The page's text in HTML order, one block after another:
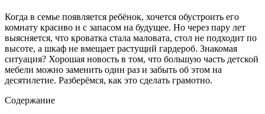
Когда в семье появляется ребёнок, хочется обустроить его
комнату красиво и с запасом на будущее. Но через пару лет
выясняется, что кроватка стала маловата, стол не подходит по
высоте, а шкаф не вмещает растущий гардероб. Знакомая
ситуация? Хорошая новость в том, что большую часть детской
мебели можно заменить один раз и забыть об этом на
десятилетие. Разберёмся, как это сделать грамотно.
Содержание